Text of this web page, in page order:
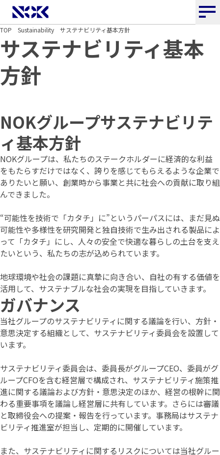
NOK株式会社
TOP Sustainability サステナビリティ基本方針
サステナビリティ基本
方針
NOKグループサステナビリテ
ィ基本方針
NOKグループは、私たちのステークホルダーに経済的な利益
をもたらすだけではなく、誇りを感じてもらえるような企業で
ありたいと願い、創業時から事業と共に社会への貢献に取り組
んできました。
“可能性を技術で「カタチ」に”というパーパスには、まだ見ぬ
可能性や多様性を研究開発と独自技術で生み出される製品によ
って「カタチ」にし、人々の安全で快適な暮らしの土台を支え
たいという、私たちの志が込められています。
地球環境や社会の課題に真摯に向き合い、自社の有する価値を
活用して、サステナブルな社会の実現を目指していきます。
ガバナンス
当社グループのサステナビリティに関する議論を行い、方針・
意思決定する組織として、サステナビリティ委員会を設置して
います。
サステナビリティ委員会は、委員長がグループCEO、委員がグ
ループCFOを含む経営層で構成され、サステナビリティ施策推
進に関する議論および方針・意思決定のほか、経営の根幹に関
わる重要事項を議論し経営層に共有しています。さらには審議
と取締役会への提案・報告を行っています。事務局はサステナ
ビリティ推進室が担当し、定期的に開催しています。
また、サステナビリティに関するリスクについては当社グルー